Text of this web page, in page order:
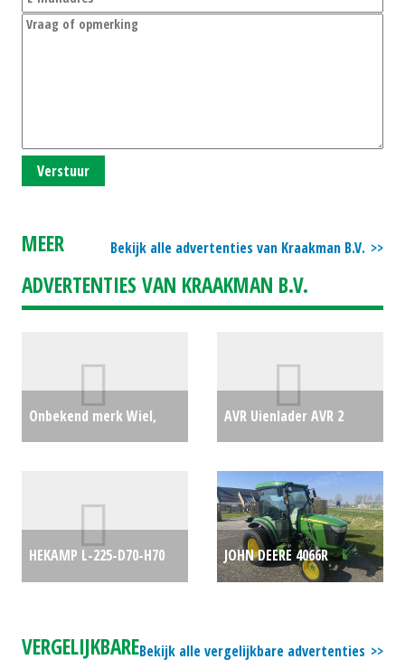
Verstuur
Bekijk alle advertenties van Kraakman B.V.
MEER
ADVERTENTIES VAN KRAAKMAN B.V.
Onbekend merk Wiel,
compact trekker (HA)
#27225
€400
AVR Uienlader AVR 2
rooier ARW 260 / uien
lader (BV) #21948 €22500
HEKAMP L-225-D70-H70
JOHN DEERE 4066R
Bekijk alle vergelijkbare advertenties
VERGELIJKBARE